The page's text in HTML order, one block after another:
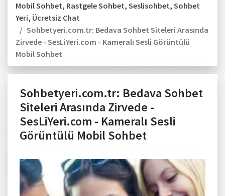
Mobil Sohbet, Rastgele Sohbet, Seslisohbet, Sohbet
Yeri, Ücretsiz Chat
Sohbetyeri.com.tr: Bedava Sohbet Siteleri Arasında
Zirvede - SesLiYeri.com - Kameralı Sesli Görüntülü
Mobil Sohbet
Sohbetyeri.com.tr: Bedava Sohbet
Siteleri Arasında Zirvede -
SesLiYeri.com - Kameralı Sesli
Görüntülü Mobil Sohbet